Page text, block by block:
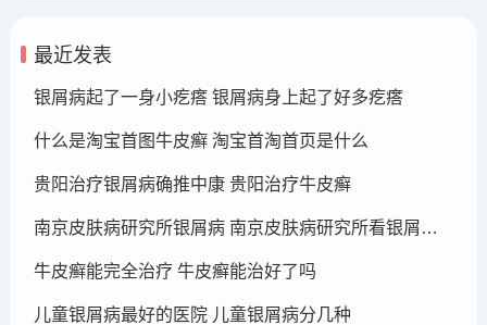
最近发表
银屑病起了一身小疙瘩 银屑病身上起了好多疙瘩
什么是淘宝首图牛皮癣 淘宝首淘首页是什么
贵阳治疗银屑病确推中康 贵阳治疗牛皮癣
南京皮肤病研究所银屑病 南京皮肤病研究所看银屑病哪个医生厉害
牛皮癣能完全治疗 牛皮癣能治好了吗
儿童银屑病最好的医院 儿童银屑病分几种